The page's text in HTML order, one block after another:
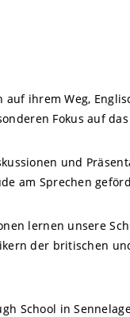
ihrem Weg,
Fokus auf
und
am Sprechen
lernen unsere
der britischen
School in